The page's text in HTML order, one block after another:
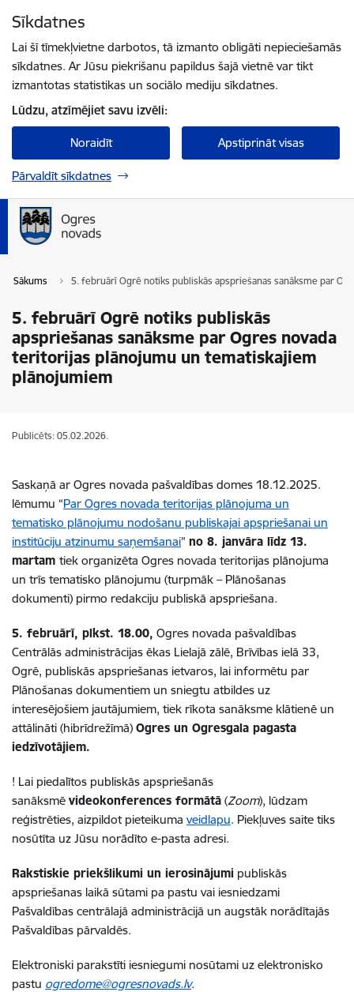
Sīkdatnes
Lai šī tīmekļvietne darbotos, tā izmanto obligāti nepieciešamās
sīkdatnes. Ar Jūsu piekrišanu papildus šajā vietnē var tikt
izmantotas statistikas un sociālo mediju sīkdatnes.
Lūdzu, atzīmējiet savu izvēli:
Noraidīt Apstiprināt visas
Pārvaldīt sīkdatnes
Sākums 5. februārī Ogrē notiks publiskās apspriešanas sanāksme par
5. februārī Ogrē notiks publiskās
apspriešanas sanāksme par Ogres novada
teritorijas plānojumu un tematiskajiem
plānojumiem
Publicēts: 05.02.2026.
Saskaņā ar Ogres novada pašvaldības domes 18.12.2025.
lēmumu “Par Ogres novada teritorijas plānojuma un
tematisko plānojumu nodošanu publiskajai apspriešanai un
institūciju atzinumu saņemšanai” no 8. janvāra līdz 13.
martam tiek organizēta Ogres novada teritorijas plānojuma
un trīs tematisko plānojumu (turpmāk – Plānošanas
dokumenti) pirmo redakciju publiskā apspriešana.
5. februārī, plkst. 18.00, Ogres novada pašvaldības
Centrālās administrācijas ēkas Lielajā zālē, Brīvības ielā 33,
Ogrē, publiskās apspriešanas ietvaros, lai informētu par
Plānošanas dokumentiem un sniegtu atbildes uz
interesējošiem jautājumiem, tiek rīkota sanāksme klātienē un
attālināti (hibrīdrežīmā) Ogres un Ogresgala pagasta
iedzīvotājiem.
! Lai piedalītos publiskās apspriešanās
sanāksmē videokonferences formātā (Zoom), lūdzam
reģistrēties, aizpildot pieteikuma veidlapu. Piekļuves saite tiks
nosūtīta uz Jūsu norādīto e-pasta adresi.
Rakstiskie priekšlikumi un ierosinājumi publiskās
apspriešanas laikā sūtami pa pastu vai iesniedzami
Pašvaldības centrālajā administrācijā un augstāk norādītajās
Pašvaldības pārvaldēs.
Elektroniski parakstīti iesniegumi nosūtami uz elektronisko
pastu ogredome@ogresnovads.lv.